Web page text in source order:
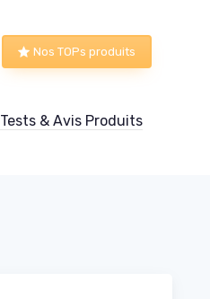
Nos TOPs produits
Tests & Avis Produits